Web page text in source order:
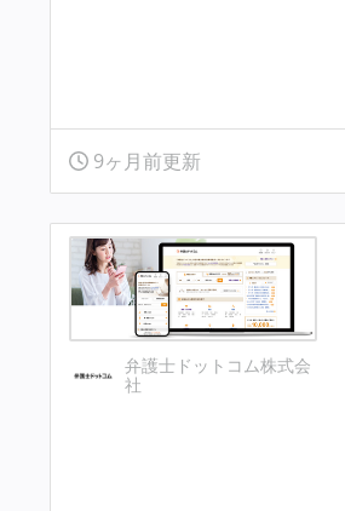
9ヶ月前更新
弁護士ドットコム株式会
社